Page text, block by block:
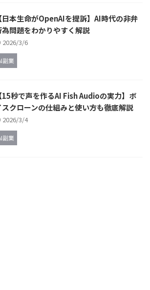
【日本生命がOpenAIを提訴】AI時代の非弁
為問題をわかりやすく解説
2026/3/6
副業
【15秒で声を作るAI Fish Audioの実力】ボ
スクローンの仕組みと使い方も徹底解説
2026/3/4
副業